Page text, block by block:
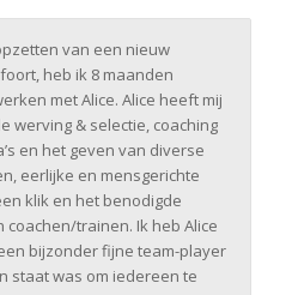
van een nieuw
heb ik 8 maanden
met Alice. Alice heeft mij
werving & selectie, coaching
en het geven van diverse
eerlijke en mensgerichte
klik en het benodigde
trainen. Ik heb Alice
bijzonder fijne team-player
staat was om iedereen te